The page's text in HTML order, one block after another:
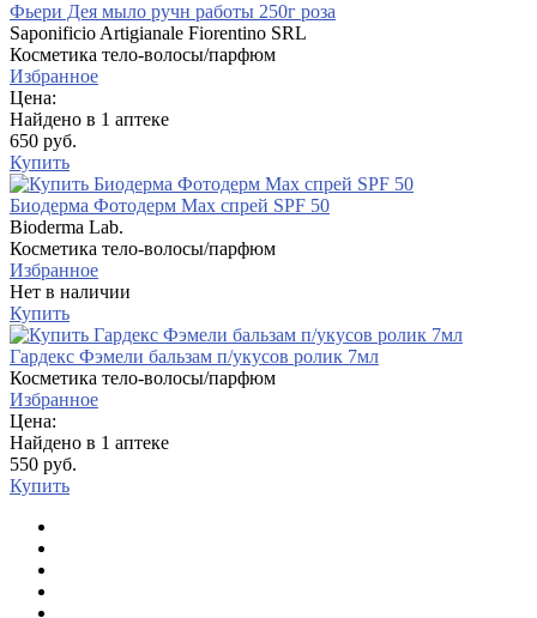
Фьери Дея мыло ручн работы 250г роза
Saponificio Artigianale Fiorentino SRL
Косметика тело-волосы/парфюм
Избранное
Цена:
Найдено в 1 аптеке
650 руб.
Купить
Биодерма Фотодерм Max спрей SPF 50
Bioderma Lab.
Косметика тело-волосы/парфюм
Избранное
Нет в наличии
Купить
Гардекс Фэмели бальзам п/укусов ролик 7мл
Косметика тело-волосы/парфюм
Избранное
Цена:
Найдено в 1 аптеке
550 руб.
Купить